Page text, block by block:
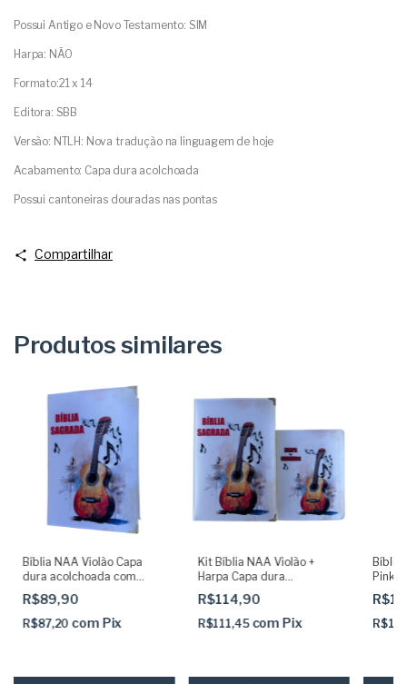
Possui Antigo e Novo Testamento: SIM
Harpa: NÃO
Formato:21 x 14
Editora: SBB
Versão: NTLH: Nova tradução na linguagem de hoje
Acabamento: Capa dura acolchoada
Possui cantoneiras douradas nas pontas
Compartilhar
Produtos similares
Bíblia NAA Violão Capa
dura acolchoada com
Indice SBB
R$89,90
R$87,20 com Pix
Kit Bíblia NAA Violão +
Harpa Capa dura
acolchoada com Indice
R$114,90
R$111,45 com Pix
Bíblia
Pink